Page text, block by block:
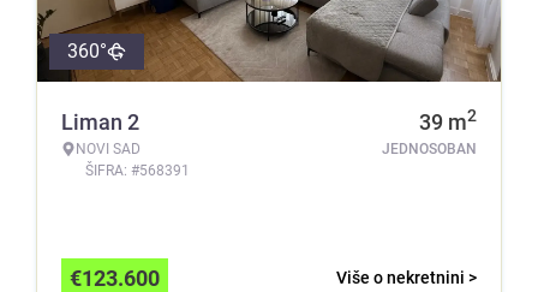
360°
Liman 2
NOVI SAD
ŠIFRA: #568391
39 m2
JEDNOSOBAN
Više o nekretnini >
€123.600